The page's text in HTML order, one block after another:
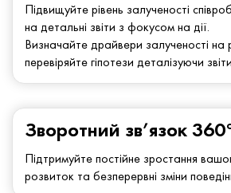
Підвищуйте рівень залученості
на детальні звіти з фокусом на дії.
Визначайте драйвери залученості на
перевіряйте гіпотези деталізуючи
Зворотний зв’язок
Підтримуйте постійне зростання
розвиток та безперервні зміни